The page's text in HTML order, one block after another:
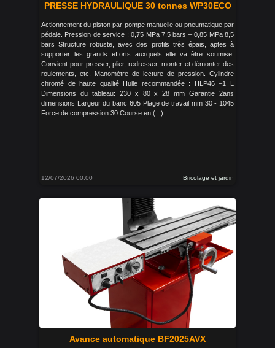
PRESSE HYDRAULIQUE 30 tonnes WP30ECO
Actionnement du piston par pompe manuelle ou pneumatique par
pédale. Pression de service : 0,75 MPa 7,5 bars – 0,85 MPa 8,5
bars Structure robuste, avec des profils très épais, aptes à
supporter les grands efforts auxquels elle va être soumise.
Convient pour presser, plier, redresser, monter et démonter des
roulements, etc. Manomètre de lecture de pression. Cylindre
chromé de haute qualité Huile recommandée : HLP46 –1 L
Dimensions du tableau: 230 x 80 x 28 mm Garantie 2ans
dimensions Largeur du banc 605 Plage de travail mm 30 - 1045
Force de compression 30 Course en (...)
12/07/2026 00:00 Bricolage et jardin
Avance automatique BF2025AVX